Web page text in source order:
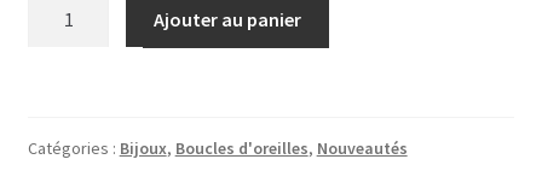
noir
Ajouter au panier
Catégories : Bijoux, Boucles d'oreilles, Nouveautés